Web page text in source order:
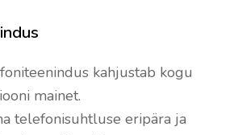
kahjustab kogu
mainet.
telefonisuhtluse eripära ja